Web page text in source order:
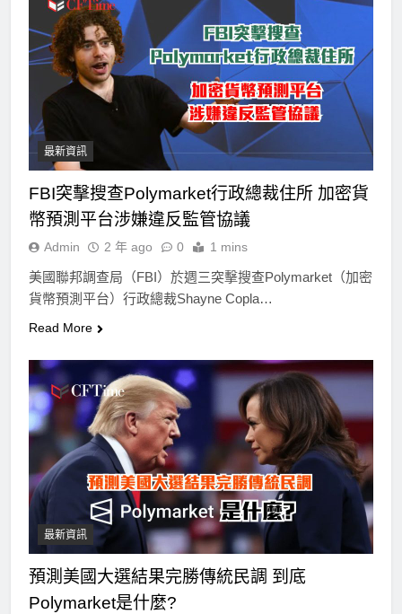
最新資訊
FBI突擊搜查Polymarket行政總裁住所 加密貨
幣預測平台涉嫌違反監管協議
Admin 2 年 ago 0 1 mins
美國聯邦調查局（FBI）於週三突擊搜查Polymarket（加密
貨幣預測平台）行政總裁Shayne Copla…
Read More
最新資訊
預測美國大選結果完勝傳統民調 到底
Polymarket是什麼?